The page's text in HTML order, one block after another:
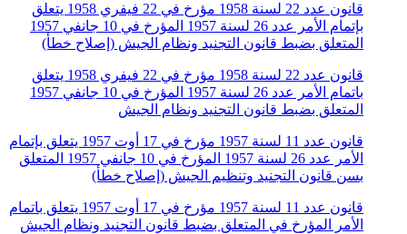
قانون عدد 22 لسنة 1958 مؤرخ في 22 فيفري 1958 يتعلق
بإتمام الأمر عدد 26 لسنة 1957 المؤرخ في 10 جانفي 1957
المتعلق بضبط قانون التجنيد ونظام الجيش (إصلاح خطأ)
قانون عدد 22 لسنة 1958 مؤرخ في 22 فيفري 1958 يتعلق
باتمام الأمر عدد 26 لسنة 1957 المؤرخ في 10 جانفي 1957
المتعلق بضبط قانون التجنيد ونظام الجيش
قانون عدد 11 لسنة 1957 مؤرخ في 17 أوت 1957 يتعلق بإتمام
الأمر عدد 26 لسنة 1957 المؤرخ في 10 جانفي 1957 المتعلق
بسن قانون التجنيد وتنظيم الجيش (إصلاح خطأ)
قانون عدد 11 لسنة 1957 مؤرخ في 17 أوت 1957 يتعلق باتمام
الأمر المؤرخ في المتعلق بضبط قانون التجنيد ونظام الجيش